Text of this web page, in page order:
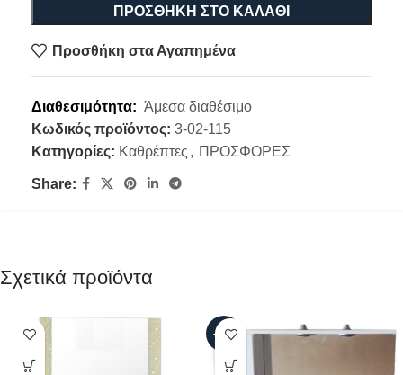
ΠΡΟΣΘΉΚΗ ΣΤΟ ΚΑΛΆΘΙ
Προσθήκη στα Αγαπημένα
Διαθεσιμότητα: Άμεσα διαθέσιμο
Κωδικός προϊόντος: 3-02-115
Κατηγορίες: Καθρέπτες , ΠΡΟΣΦΟΡΕΣ
Share:
Σχετικά προϊόντα
-17%